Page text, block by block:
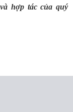
hợp tác của quý